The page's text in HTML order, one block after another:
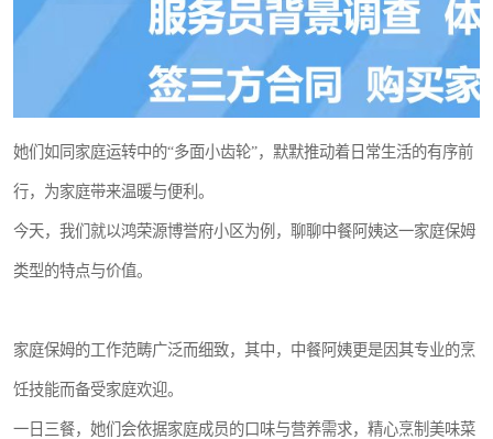
她们如同家庭运转中的“多面小齿轮”，默默推动着日常生活的有序前
行，为家庭带来温暖与便利。
今天，我们就以鸿荣源博誉府小区为例，聊聊中餐阿姨这一家庭保姆
类型的特点与价值。
家庭保姆的工作范畴广泛而细致，其中，中餐阿姨更是因其专业的烹
饪技能而备受家庭欢迎。
一日三餐，她们会依据家庭成员的口味与营养需求，精心烹制美味菜